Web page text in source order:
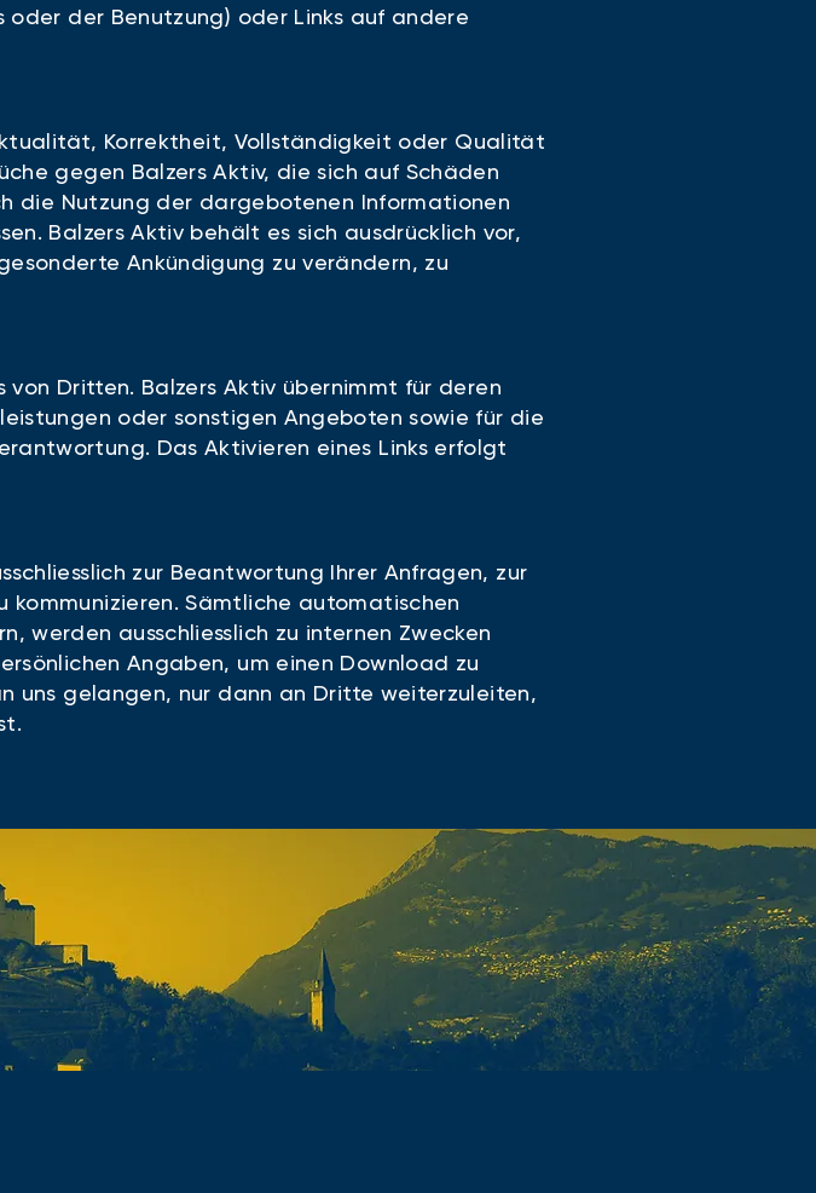
oder der Benutzung) oder Links auf andere
Korrektheit, Vollständigkeit oder Qualität
gegen Balzers Aktiv, die sich auf Schäden
die Nutzung der dargebotenen Informationen
Balzers Aktiv behält es sich ausdrücklich vor,
Ankündigung zu verändern, zu
von Dritten. Balzers Aktiv übernimmt für deren
oder sonstigen Angeboten sowie für die
Das Aktivieren eines Links erfolgt
zur Beantwortung Ihrer Anfragen, zur
kommunizieren. Sämtliche automatischen
werden ausschliesslich zu internen Zwecken
Angaben, um einen Download zu
uns gelangen, nur dann an Dritte weiterzuleiten,